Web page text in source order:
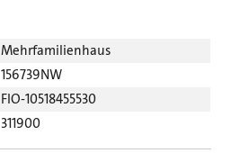
Mehrfamilienhaus
156739NW
FIO-10518455530
311900